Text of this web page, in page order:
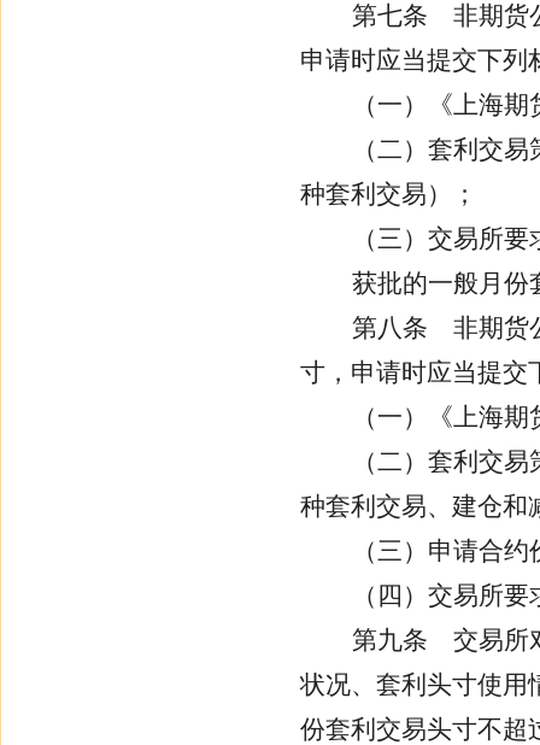
第七条 非期货
申请时应当提交下列
（一）《上海
（二）套利交
种套利交易）；
（三）交易所
获批的一般月份
第八条 非期货
寸，申请时应当提交
（一）《上海
（二）套利交
种套利交易、建仓和
（三）申请合
（四）交易所
第九条 交易所
状况、套利头寸使用
份套利交易头寸不超